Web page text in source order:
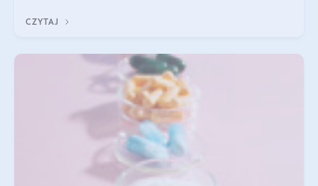
bariera hydrolipidowa.
CZYTAJ